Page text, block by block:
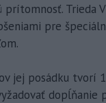
Trieda
pre
jej posádku tvorí
dopĺňanie